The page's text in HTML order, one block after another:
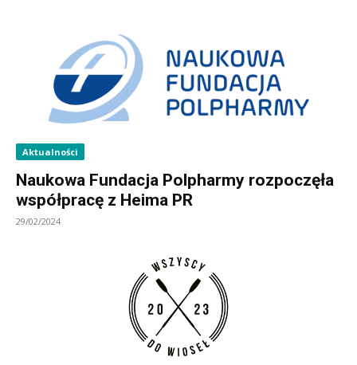
Aktualności
Naukowa Fundacja Polpharmy rozpoczęła
współpracę z Heima PR
29/02/2024